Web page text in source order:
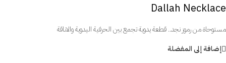
Dallah Necklace
مستوحاة من رموز نجد.. قطعة يدوية تجمع بين الحرفية اليدوية والاناقة
إضافة إلى المفضلة